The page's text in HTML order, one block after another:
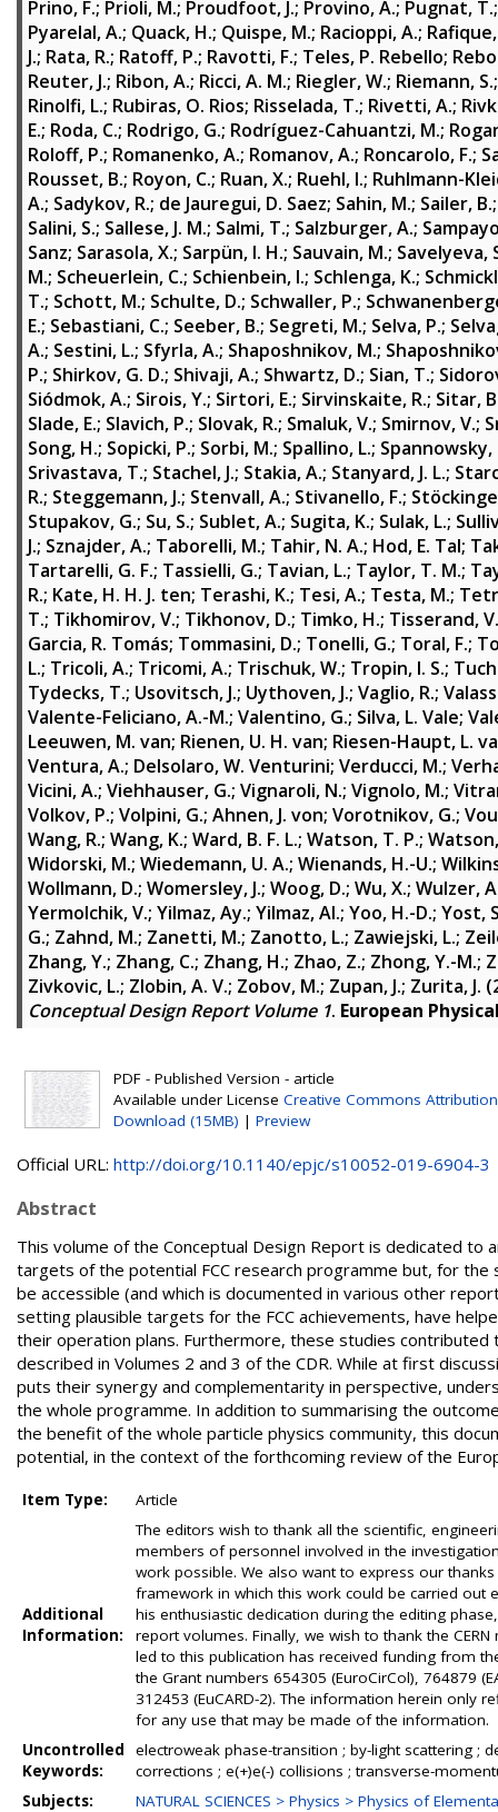
Prino, F.; Prioli, M.; Proudfoot, J.; Provino, A.; Pugnat, T.
Pyarelal, A.; Quack, H.; Quispe, M.; Racioppi, A.;
J.; Rata, R.; Ratoff, P.; Ravotti, F.; Teles, P. Rebello;
Reuter, J.; Ribon, A.; Ricci, A. M.; Riegler, W.; Riemann, S.
Rinolfi, L.; Rubiras, O. Rios; Risselada, T.; Rivetti, A.;
E.; Roda, C.; Rodrigo, G.; Rodríguez-Cahuantzi, M.;
Roloff, P.; Romanenko, A.; Romanov, A.; Roncarolo, F.;
Rousset, B.; Royon, C.; Ruan, X.; Ruehl, I.; Ruhlmann-
A.; Sadykov, R.; de Jauregui, D. Saez; Sahin, M.; Sailer, B.
Salini, S.; Sallese, J. M.; Salmi, T.; Salzburger, A.;
Sanz; Sarasola, X.; Sarpün, I. H.; Sauvain, M.; Savelyeva,
M.; Scheuerlein, C.; Schienbein, I.; Schlenga, K.;
T.; Schott, M.; Schulte, D.; Schwaller, P.;
E.; Sebastiani, C.; Seeber, B.; Segreti, M.; Selva, P.;
A.; Sestini, L.; Sfyrla, A.; Shaposhnikov, M.;
P.; Shirkov, G. D.; Shivaji, A.; Shwartz, D.; Sian, T.;
Siódmok, A.; Sirois, Y.; Sirtori, E.; Sirvinskaite, R.; Sitar,
Slade, E.; Slavich, P.; Slovak, R.; Smaluk, V.; Smirnov, V.;
Song, H.; Sopicki, P.; Sorbi, M.; Spallino, L.; Spannowsky,
Srivastava, T.; Stachel, J.; Stakia, A.; Stanyard, J. L.;
R.; Steggemann, J.; Stenvall, A.; Stivanello, F.;
Stupakov, G.; Su, S.; Sublet, A.; Sugita, K.; Sulak, L.;
J.; Sznajder, A.; Taborelli, M.; Tahir, N. A.; Hod, E. Tal;
Tartarelli, G. F.; Tassielli, G.; Tavian, L.; Taylor, T. M.;
R.; Kate, H. H. J. ten; Terashi, K.; Tesi, A.; Testa, M.;
T.; Tikhomirov, V.; Tikhonov, D.; Timko, H.; Tisserand, V.
Garcia, R. Tomás; Tommasini, D.; Tonelli, G.; Toral, F.;
L.; Tricoli, A.; Tricomi, A.; Trischuk, W.; Tropin, I. S.;
Tydecks, T.; Usovitsch, J.; Uythoven, J.; Vaglio, R.;
Valente-Feliciano, A.-M.; Valentino, G.; Silva, L. Vale;
Leeuwen, M. van; Rienen, U. H. van; Riesen-Haupt, L.
Ventura, A.; Delsolaro, W. Venturini; Verducci, M.;
Vicini, A.; Viehhauser, G.; Vignaroli, N.; Vignolo, M.;
Volkov, P.; Volpini, G.; Ahnen, J. von; Vorotnikov, G.;
Wang, R.; Wang, K.; Ward, B. F. L.; Watson, T. P.;
Widorski, M.; Wiedemann, U. A.; Wienands, H.-U.;
Wollmann, D.; Womersley, J.; Woog, D.; Wu, X.; Wulzer,
Yermolchik, V.; Yilmaz, Ay.; Yilmaz, Al.; Yoo, H.-D.; Yost,
G.; Zahnd, M.; Zanetti, M.; Zanotto, L.; Zawiejski, L.;
Zhang, Y.; Zhang, C.; Zhang, H.; Zhao, Z.; Zhong, Y.-M.;
Zivkovic, L.; Zlobin, A. V.; Zobov, M.; Zupan, J.; Zurita, J.
Conceptual Design Report Volume 1. European
PDF - Published Version - article
Available under License Creative Commons Attribution
Download (15MB) | Preview
Official URL: http://doi.org/10.1140/epjc/s10052-019-6904-3
Abstract
This volume of the Conceptual Design Report is dedicated to
targets of the potential FCC research programme but, for
be accessible (and which is documented in various other
setting plausible targets for the FCC achievements, have
their operation plans. Furthermore, these studies
described in Volumes 2 and 3 of the CDR. While at first
puts their synergy and complementarity in perspective,
the whole programme. In addition to summarising the
the benefit of the whole particle physics community, this
potential, in the context of the forthcoming review of the
Item Type: Article
Additional
Information:
The editors wish to thank all the scientific,
members of personnel involved in the
work possible. We also want to express our
framework in which this work could be carried out
his enthusiastic dedication during the editing
report volumes. Finally, we wish to thank the
led to this publication has received funding from
the Grant numbers 654305 (EuroCirCol), 764879
312453 (EuCARD-2). The information herein only
for any use that may be made of the information.
Uncontrolled
Keywords:
electroweak phase-transition ; by-light scattering ;
corrections ; e(+)e(-) collisions ; transverse-
Subjects:
NATURAL SCIENCES > Physics > Physics of